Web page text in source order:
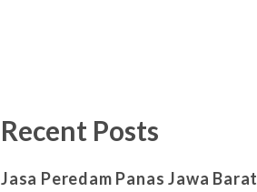
Recent Posts
Jasa Peredam Panas Jawa Barat